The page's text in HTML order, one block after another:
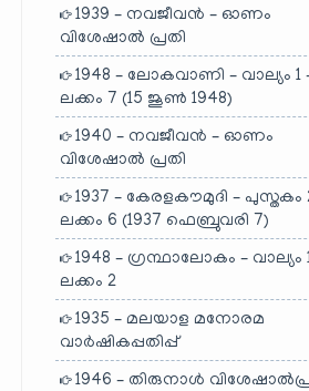
1939 – നവജീവൻ – ഓണം
വിശേഷാൽ പ്രതി
1948 – ലോകവാണി – വാല്യം 1
ലക്കം 7 (15 ജൂൺ 1948)
1940 – നവജീവൻ – ഓണം
വിശേഷാൽ പ്രതി
1937 – കേരളകൗമുദി – പുസ്തകം
ലക്കം 6 (1937 ഫെബ്രുവരി 7)
1948 – ഗ്രന്ഥാലോകം – വാല്യം
ലക്കം 2
1935 – മലയാള മനോരമ
വാർഷികപ്പതിപ്പ്
1946 – തിരുനാൾ